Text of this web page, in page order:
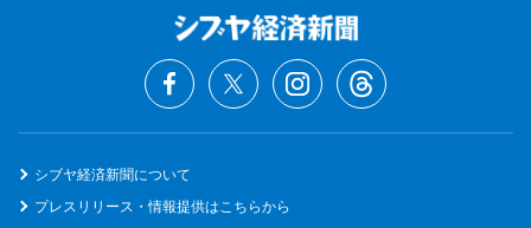
シブヤ経済新聞について
プレスリリース・情報提供はこちらから